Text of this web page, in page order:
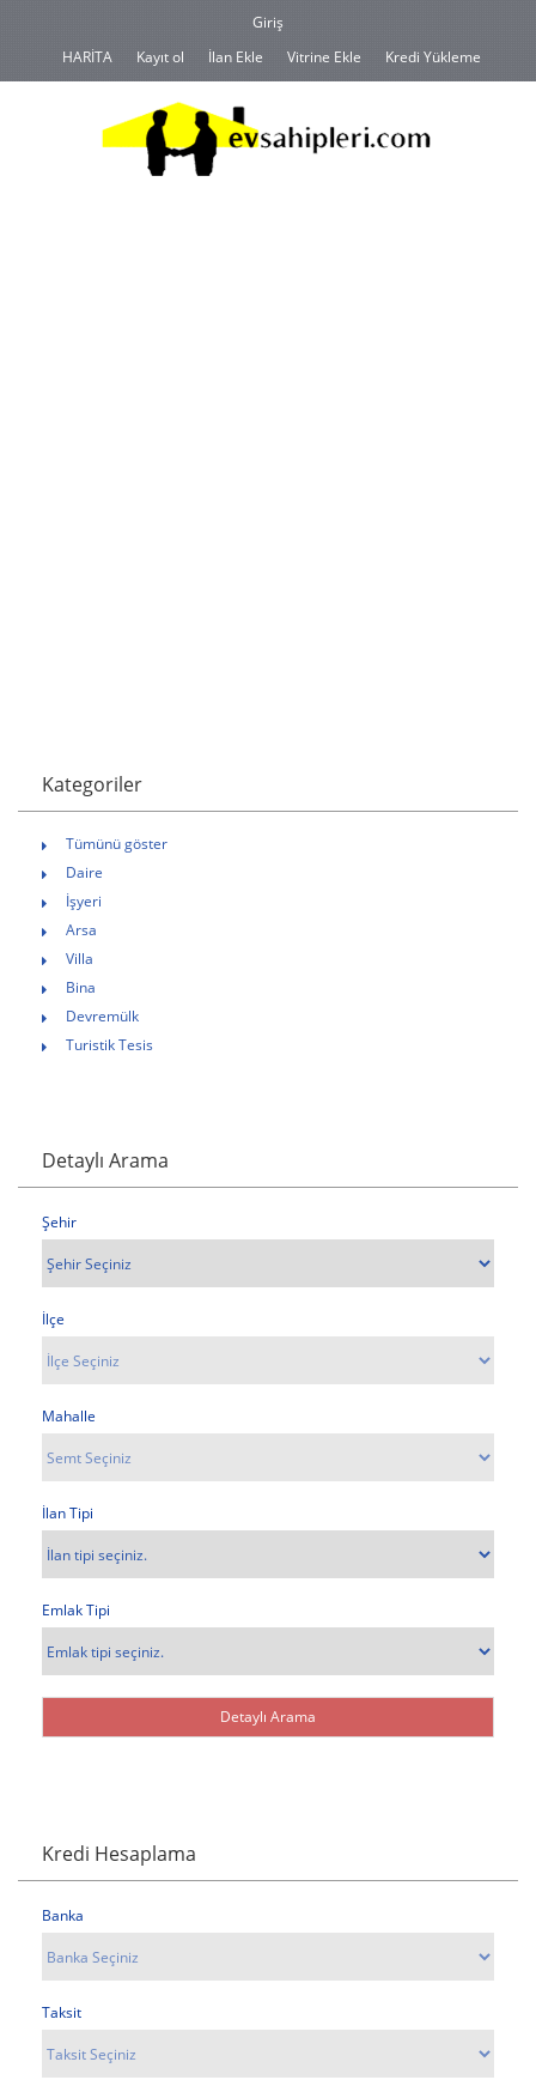
Giriş
HARİTA
Kayıt ol İlan Ekle Vitrine Ekle Kredi Yükleme
Kategoriler
Tümünü göster
Daire
İşyeri
Arsa
Villa
Bina
Devremülk
Turistik Tesis
Detaylı Arama
Şehir
İlçe
Mahalle
İlan Tipi
Emlak Tipi
Kredi Hesaplama
Banka
Taksit